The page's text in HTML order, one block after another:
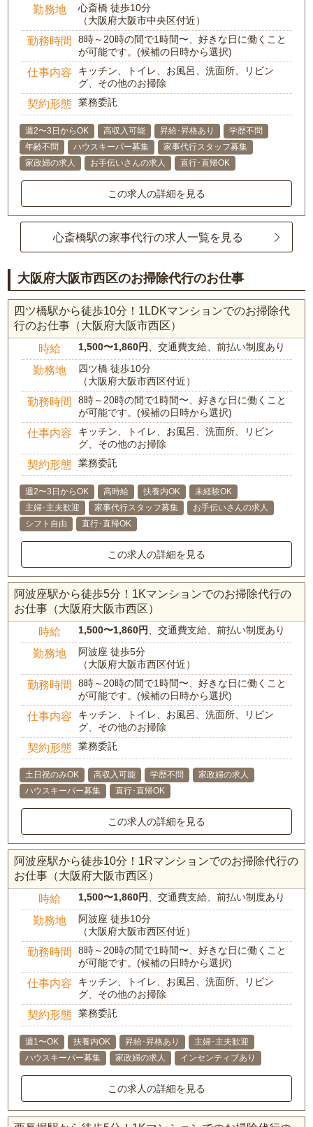
勤務地
心斎橋 徒歩10分
（大阪府大阪市中央区付近）
勤務時間
8時～20時の間で1時間〜、好きな日に働くこと
が可能です。(候補の日時から選択)
仕事内容
キッチン、トイレ、お風呂、洗面所、リビン
グ、その他のお掃除
契約形態 業務委託
週2〜3日からOK 高収入可能 昇給･昇格あり
学歴不問
年齢不問
ハウスキーパー募集
家事代行スタッフ募集
家政婦の求人
お手伝いさんの求人 直行･直帰OK
この求人の詳細を見る
心斎橋駅の家事代行の求人一覧を見る
大阪府大阪市西区のお掃除代行のお仕事
四ツ橋駅から徒歩10分！1LDKマンションでのお掃除代
行のお仕事（大阪府大阪市西区）
時給 1,500〜1,860円 、交通費支給、前払い制度あり
勤務地
四ツ橋 徒歩10分
（大阪府大阪市西区付近）
勤務時間
8時～20時の間で1時間〜、好きな日に働くこと
が可能です。(候補の日時から選択)
仕事内容
キッチン、トイレ、お風呂、洗面所、リビン
グ、その他のお掃除
契約形態 業務委託
週2〜3日からOK 高時給 扶養内OK
未経験OK
主婦･主夫歓迎
家事代行スタッフ募集
お手伝いさんの求人
シフト自由
直行･直帰OK
この求人の詳細を見る
阿波座駅から徒歩5分！1Kマンションでのお掃除代行の
お仕事（大阪府大阪市西区）
時給 1,500〜1,860円 、交通費支給、前払い制度あり
勤務地
阿波座 徒歩5分
（大阪府大阪市西区付近）
勤務時間
8時～20時の間で1時間〜、好きな日に働くこと
が可能です。(候補の日時から選択)
仕事内容
キッチン、トイレ、お風呂、洗面所、リビン
グ、その他のお掃除
契約形態 業務委託
土日祝のみOK 高収入可能 学歴不問
家政婦の求人
ハウスキーパー募集
直行･直帰OK
この求人の詳細を見る
阿波座駅から徒歩10分！1Rマンションでのお掃除代行の
お仕事（大阪府大阪市西区）
時給 1,500〜1,860円 、交通費支給、前払い制度あり
勤務地
阿波座 徒歩10分
（大阪府大阪市西区付近）
勤務時間
8時～20時の間で1時間〜、好きな日に働くこと
が可能です。(候補の日時から選択)
仕事内容
キッチン、トイレ、お風呂、洗面所、リビン
グ、その他のお掃除
契約形態 業務委託
週1〜OK 扶養内OK 昇給･昇格あり
主婦･主夫歓迎
ハウスキーパー募集
家政婦の求人 インセンティブあり
この求人の詳細を見る